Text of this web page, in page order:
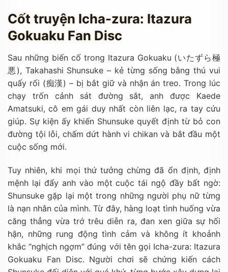
Cốt truyện Icha-zura: Itazura
Gokuaku Fan Disc
Sau những biến cố trong Itazura Gokuaku (いたずら極
悪), Takahashi Shunsuke – kẻ từng sống bằng thú vui
quấy rối (痴漢) – bị bắt giữ và nhận án treo. Trong lúc
chạy trốn cảnh sát đường sắt, anh được Kaede
Amatsuki, cô em gái duy nhất còn liên lạc, ra tay cứu
giúp. Sự kiện ấy khiến Shunsuke quyết định từ bỏ con
đường tội lỗi, chấm dứt hành vi chikan và bắt đầu một
cuộc sống mới.
Tuy nhiên, khi mọi thứ tưởng chừng đã ổn định, định
mệnh lại đẩy anh vào một cuộc tái ngộ đầy bất ngờ:
Shunsuke gặp lại một trong những người phụ nữ từng
là nạn nhân của mình. Từ đây, hàng loạt tình huống vừa
căng thẳng vừa trớ trêu diễn ra, đan xen giữa sự hối
hận, những rung động tình cảm và không ít khoảnh
khắc “nghịch ngợm” đúng với tên gọi Icha-zura: Itazura
Gokuaku Fan Disc. Người chơi sẽ chứng kiến cách